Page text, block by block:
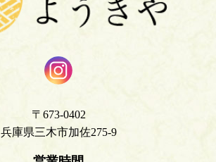
〒673-0402
兵庫県三木市加佐275-9